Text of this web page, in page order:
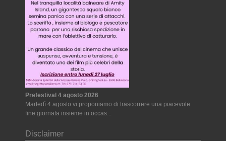
Prefestival 4 agosto 2026
Martedì 4 agosto vi proponiamo di trascorrere una piacevole
fine giornata insieme in occas...
Disclaimer